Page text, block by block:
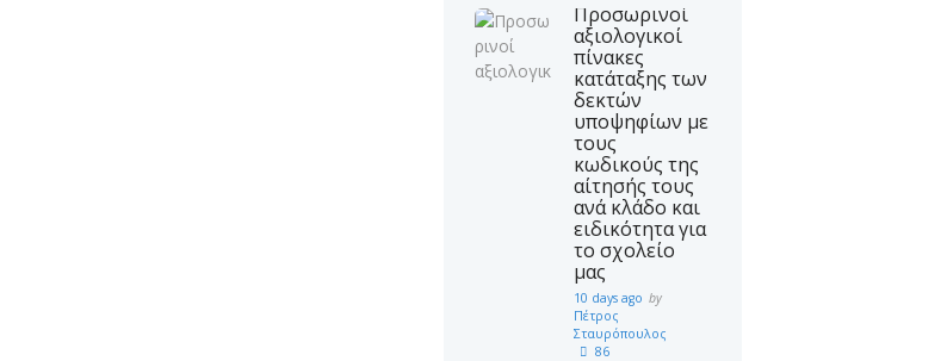
Προσωρινοί
αξιολογικοί
πίνακες
κατάταξης των
δεκτών
υποψηφίων με
τους
κωδικούς της
αίτησής τους
ανά κλάδο και
ειδικότητα για
το σχολείο
μας
10 days ago by
Πέτρος
Σταυρόπουλος
86